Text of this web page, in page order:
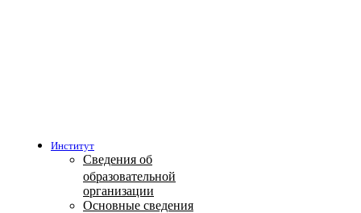
Институт
Сведения об
образовательной
организации
Основные сведения